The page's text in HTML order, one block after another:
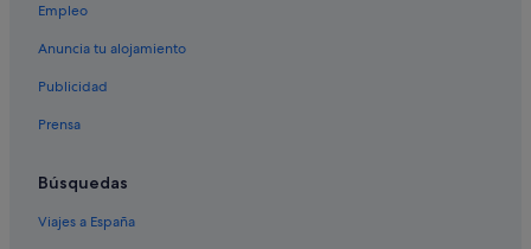
Hoteles cerca de Playa Raffs Beach
Swan Island hoteles
Bambra hoteles
Waurn Ponds hoteles
Princetown hoteles
Belmont hoteles
Empleo
Anuncia tu alojamiento
Publicidad
Prensa
Búsquedas
Viajes a España